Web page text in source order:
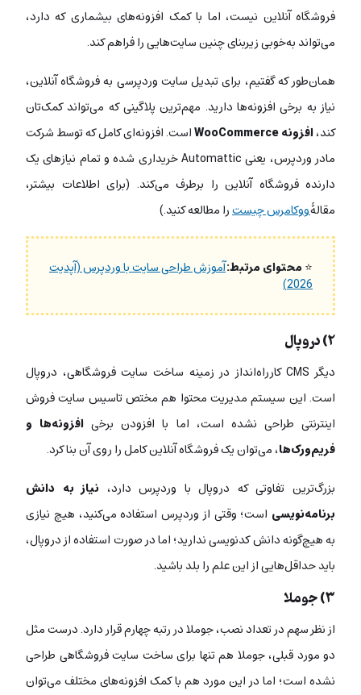
فروشگاه آنلاین نیست، اما با کمک افزونه‌های بیشماری که دارد،
می‌تواند به‌خوبی زیربنای چنین سایت‌هایی را فراهم کند.
همان‌طور که گفتیم، برای تبدیل سایت وردپرسی به فروشگاه آنلاین،
نیاز به برخی افزونه‌ها دارید. مهم‌ترین پلاگینی که می‌تواند کمک‌تان
کند،افزونه WooCommerce
است. افزونه‎‌ای کامل که توسط شرکت
مادر وردپرس، یعنی Automattic خریداری شده و تمام نیازهای یک
دارنده فروشگاه آنلاین را برطرف می‌کند. (برای اطلاعات بیشتر،
مقالۀووکامرس چیسترا مطالعه کنید.)
⭐محتوای مرتبط:آموزش طراحی سایت با وردپرس (آپدیت
2026)
۲)‌ دروپال
دیگر CMS کارراه‌انداز در زمینه ساخت سایت فروشگاهی، دروپال
است. این سیستم مدیریت محتوا هم مختص تاسیس سایت فروش
اینترنتی طراحی نشده است، اما با افزودن برخی افزونه‌ها و
فریم‌ورک‌ها، می‌توان یک فروشگاه آنلاین کامل را روی آن بنا کرد.
بزرگ‌ترین تفاوتی که دروپال با وردپرس دارد، نیاز به دانش
برنامه‌نویسی است؛ وقتی از وردپرس استفاده می‌کنید، هیچ نیازی
به هیچ‌گونه دانش کدنویسی ندارید؛ اما در صورت استفاده از دروپال،
باید حداقل‌هایی از این علم را بلد باشید.
۳) جوملا
از نظر سهم در تعداد نصب، جوملا در رتبه چهارم قرار دارد. درست مثل
دو مورد قبلی، جوملا هم تنها برای ساخت سایت فروشگاهی طراحی
نشده است؛ اما در این مورد هم با کمک افزونه‌های مختلف می‌توان